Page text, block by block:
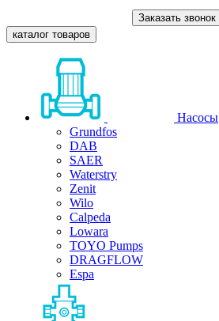
Заказать звонок
каталог товаров
Насосы
Grundfos
DAB
SAER
Waterstry
Zenit
Wilo
Calpeda
Lowara
TOYO Pumps
DRAGFLOW
Espa